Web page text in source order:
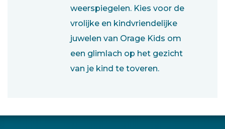
weerspiegelen. Kies voor de
vrolijke en kindvriendelijke
juwelen van Orage Kids om
een glimlach op het gezicht
van je kind te toveren.